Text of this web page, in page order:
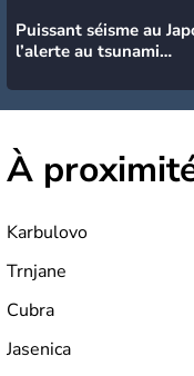
Puissant séisme au
l’alerte au tsunami
À
Karbulovo
Trnjane
Cubra
Jasenica